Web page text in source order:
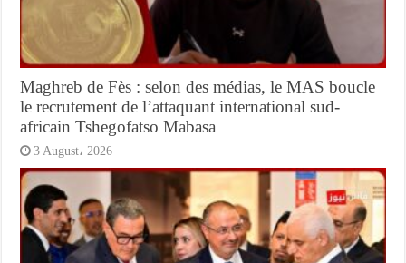
Maghreb de Fès : selon des médias, le MAS boucle
le recrutement de l’attaquant international sud-
africain Tshegofatso Mabasa
3 August، 2026